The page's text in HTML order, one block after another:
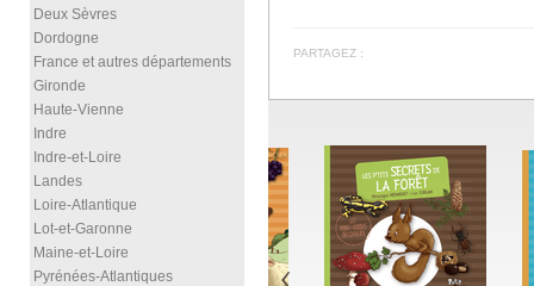
Deux Sèvres
Dordogne
France et autres départements
Gironde
Haute-Vienne
Indre
Indre-et-Loire
Landes
Loire-Atlantique
Lot-et-Garonne
Maine-et-Loire
Pyrénées-Atlantiques
PARTAGEZ :